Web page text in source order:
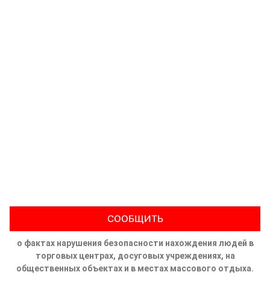
СООБЩИТЬ
о фактах нарушения безопасности нахождения людей в
торговых центрах, досуговых учреждениях, на
общественных объектах и в местах массового отдыха.